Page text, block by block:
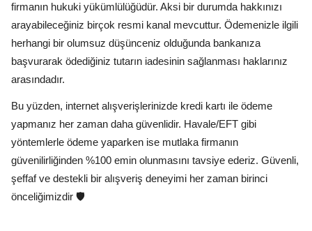
firmanın hukuki yükümlülüğüdür. Aksi bir durumda hakkınızı
arayabileceğiniz birçok resmi kanal mevcuttur. Ödemenizle ilgili
herhangi bir olumsuz düşünceniz olduğunda bankanıza
başvurarak ödediğiniz tutarın iadesinin sağlanması haklarınız
arasındadır.
Bu yüzden, internet alışverişlerinizde kredi kartı ile ödeme
yapmanız her zaman daha güvenlidir. Havale/EFT gibi
yöntemlerle ödeme yaparken ise mutlaka firmanın
güvenilirliğinden %100 emin olunmasını tavsiye ederiz. Güvenli,
şeffaf ve destekli bir alışveriş deneyimi her zaman birinci
önceliğimizdir 🛡️